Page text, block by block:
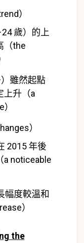
）
歲）的上
（the
雖然起點
上升（a
）
2015 年後
a noticeable
幅度較溫和
）
the